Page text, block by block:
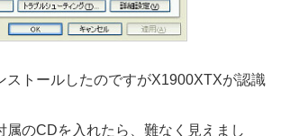
ストールしたのですがX1900XTXが認識
属のCDを入れたら、難なく見えまし